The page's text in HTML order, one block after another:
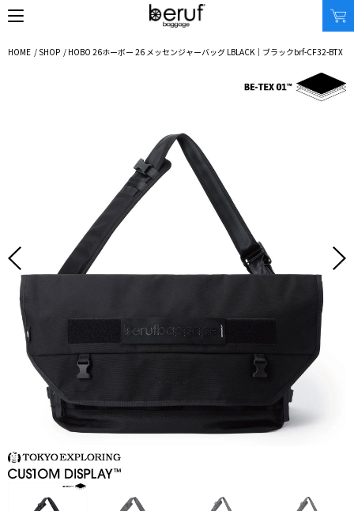
SEARCH
オンラインストア
リュック｜バックパック
その他
使用シーン
ビジネス｜通勤
ビジネス｜出張
収納サイズ
XS｜5リッター以下
S｜10リッター以下
M｜20リッター以下
L｜25リッター以下
XL｜26リッター以上
タブレット｜11インチ相当
ノートPC｜14インチ相当
ノートPC｜16インチ相当
商品価格
¥20,000 - ¥29,999
¥30,000 - ¥39,999
ニュース
ブランドストーリー
ジャーナル
FAQ｜よくある質問
HOME / SHOP / HOBO 26ホーボー 26 メッセンジャーバッグ LBLACK｜ブラックbrf-CF32-BTX